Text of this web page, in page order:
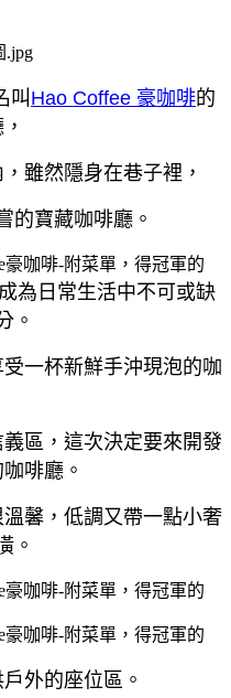
叫 Hao Coffee 豪咖啡的
雖然隱身在巷子裡，
的寶藏咖啡廳。
為日常生活中不可或缺
。
一杯新鮮手沖現泡的咖
區，這次決定要來開發
啡廳。
馨，低調又帶一點小奢
。
外的座位區。